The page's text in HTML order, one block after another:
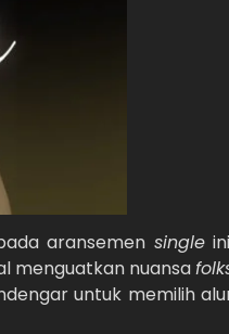
aransemen single
menguatkan nuansa
untuk memilih